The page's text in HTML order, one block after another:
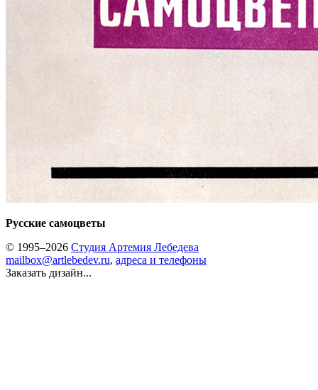
Русские самоцветы
© 1995–2026 Студия Артемия Лебедева
mailbox@artlebedev.ru, адреса и телефоны
Заказать дизайн...